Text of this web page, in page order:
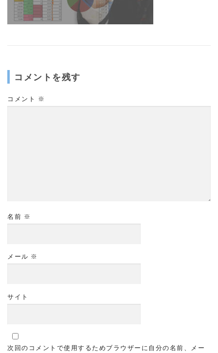
コメントを残す
コメント ※
名前 ※
メール ※
サイト
次回のコメントで使用するためブラウザーに自分の名前、メー